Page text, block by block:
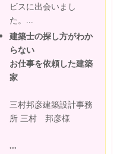
ビスに出会いまし
た。...
建築士の探し方がわか
らない
お仕事を依頼した建築
家
三村邦彦建築設計事務
所 三村 邦彦様
...